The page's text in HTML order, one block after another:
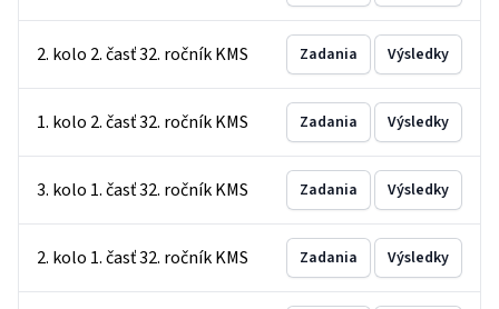
2. kolo 2. časť 32. ročník KMS Zadania Výsledky
1. kolo 2. časť 32. ročník KMS Zadania Výsledky
3. kolo 1. časť 32. ročník KMS Zadania Výsledky
2. kolo 1. časť 32. ročník KMS Zadania Výsledky